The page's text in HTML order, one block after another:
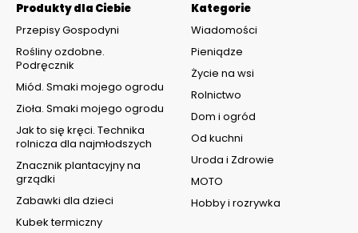
Kategorie
Wiadomości
Pieniądze
Życie na wsi
Rolnictwo
Dom i ogród
Od kuchni
Uroda i Zdrowie
MOTO
Hobby i rozrywka
Produkty dla Ciebie
Przepisy Gospodyni
Rośliny ozdobne.
Podręcznik
Miód. Smaki mojego ogrodu
Zioła. Smaki mojego ogrodu
Jak to się kręci. Technika
rolnicza dla najmłodszych
Znacznik plantacyjny na
grządki
Zabawki dla dzieci
Kubek termiczny